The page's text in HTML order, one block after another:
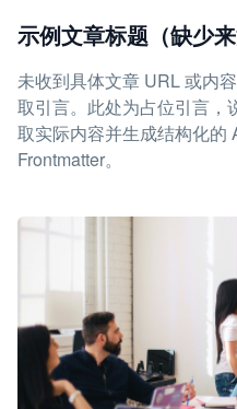
示例文章标题（缺少来
未收到具体文章 URL 或内
取引言。此处为占位引言，
取实际内容并生成结构化的
Frontmatter。